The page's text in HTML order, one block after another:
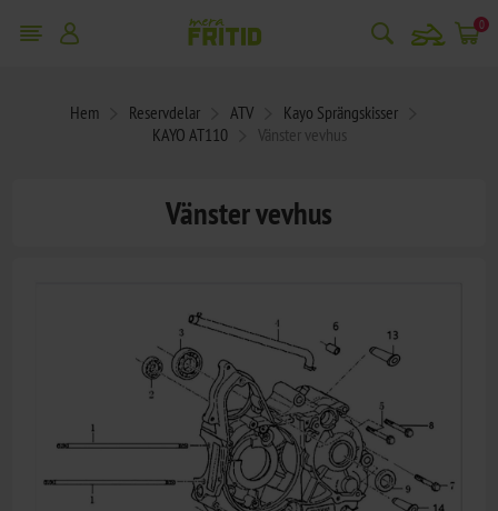
snowmobile 0
Hem Reservdelar ATV
Kayo Sprängskisser
KAYO AT110
Vänster vevhus
Vänster vevhus